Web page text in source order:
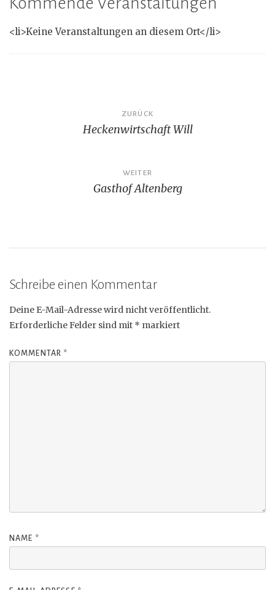
<li>Keine Veranstaltungen an diesem Ort</li>
Beitragsnavigation
ZURÜCK
Heckenwirtschaft Will
WEITER
Gasthof Altenberg
Schreibe einen Kommentar
Deine E-Mail-Adresse wird nicht veröffentlicht.
Erforderliche Felder sind mit * markiert
KOMMENTAR *
NAME *